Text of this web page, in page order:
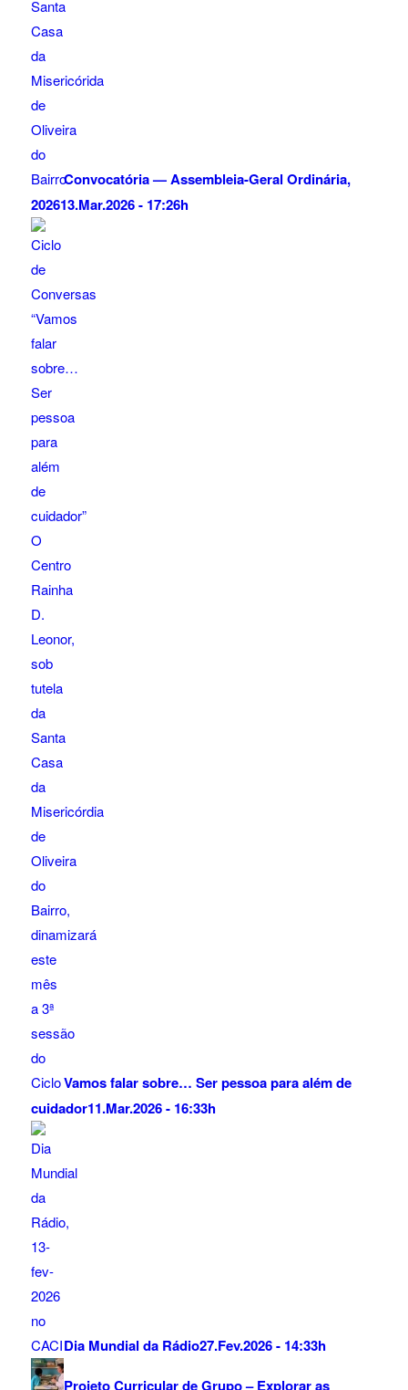
Convocatória — Assembleia-Geral Ordinária,
202613.Mar.2026 - 17:26h
Vamos falar sobre… Ser pessoa para além de
cuidador11.Mar.2026 - 16:33h
Dia Mundial da Rádio27.Fev.2026 - 14:33h
Projeto Curricular de Grupo – Explorar as